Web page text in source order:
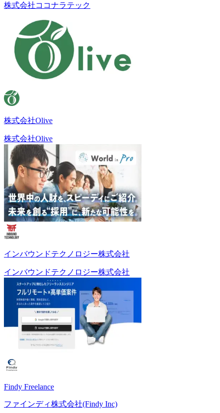
株式会社ココナラテック
株式会社Olive
株式会社Olive
インバウンドテクノロジー株式会社
インバウンドテクノロジー株式会社
Findy Freelance
ファインディ株式会社(Findy Inc)